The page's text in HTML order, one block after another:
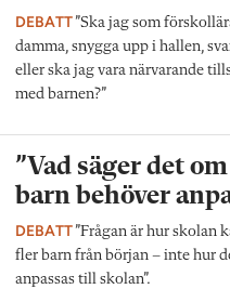
DEBATT”Ska jag som
damma, snygga upp i hallen,
eller ska jag vara närvarande
med barnen?”
”Vad säger det
barn behöver
DEBATT”Frågan är hur skolan
fler barn från början – inte hur
anpassas till skolan”.